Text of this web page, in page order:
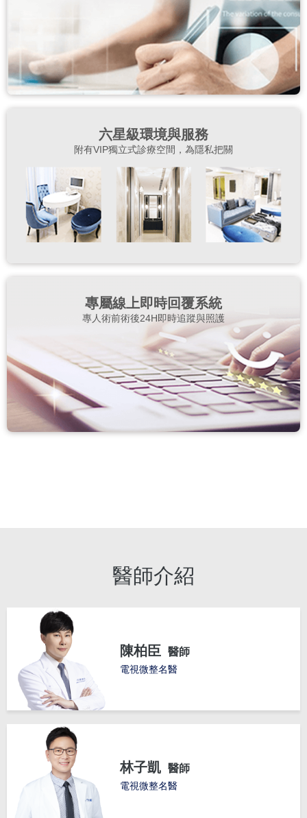
六星級環境與服務
附有VIP獨立式診療空間，為隱私把關
專屬線上即時回覆系統
專人術前術後24H即時追蹤與照護
醫師介紹
陳柏臣 醫師
電視微整名醫
林子凱 醫師
電視微整名醫